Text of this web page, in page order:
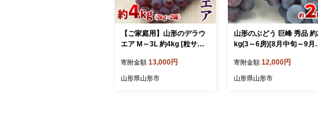
【ご家庭用】山形のデラウ
エア M～3L 約4kg [粒サイ
行予約】FS24-570
寄附金額 13,000円
山形県山形市
山形のぶどう 巨峰 秀品 約
kg(3～6房)[8月中旬～9月
予約】FS24-651
寄附金額 12,000円
山形県山形市